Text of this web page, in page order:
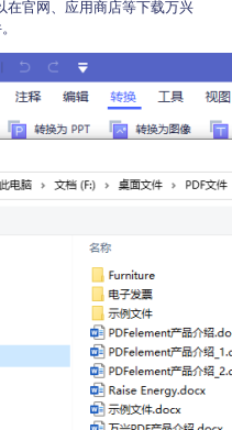
官网、应用商店等下载万兴